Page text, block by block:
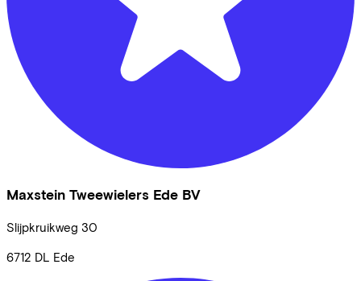
Maxstein Tweewielers Ede BV
Slijpkruikweg 30
6712 DL Ede